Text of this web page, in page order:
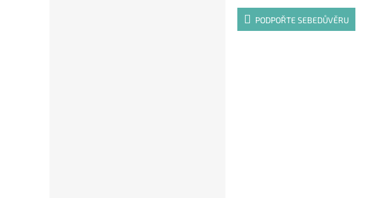
PODPOŘTE SEBEDŮVĚRU